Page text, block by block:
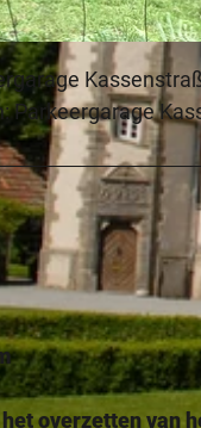
Parkeergarage
overzetten van